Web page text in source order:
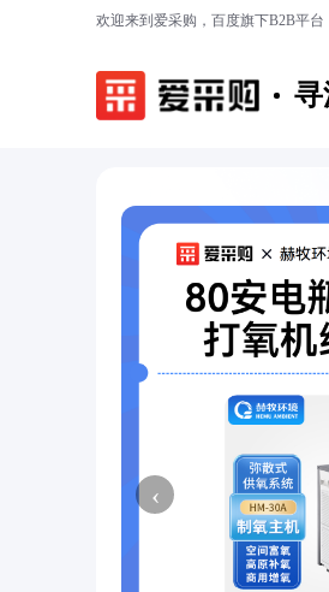
欢迎来到爱采购，百度旗下B2B平台
寻
‹